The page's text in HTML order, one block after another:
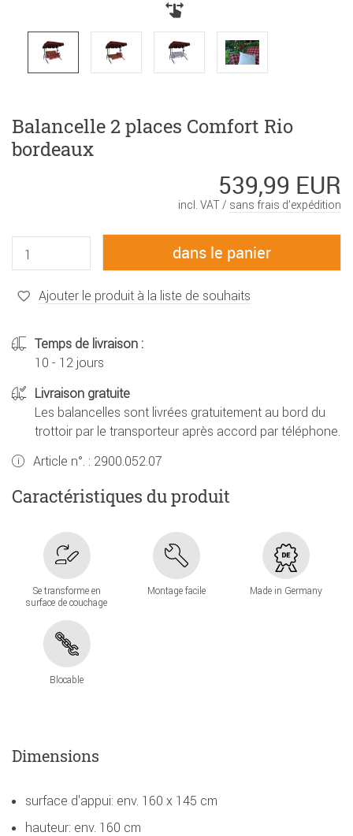
Balancelle 2 places Comfort Rio
bordeaux
539,99 EUR
incl. VAT / sans frais d’expédition
Ajouter le produit à la liste de souhaits
Temps de livraison :
10 - 12 jours
Livraison gratuite
Les balancelles sont livrées gratuitement au bord du
trottoir par le transporteur après accord par téléphone.
Article n°. : 2900.052.07
Caractéristiques du produit
Se transforme en
surface de couchage
Montage facile Made in Germany
Blocable
Dimensions
surface d'appui: env. 160 x 145 cm
hauteur: env. 160 cm